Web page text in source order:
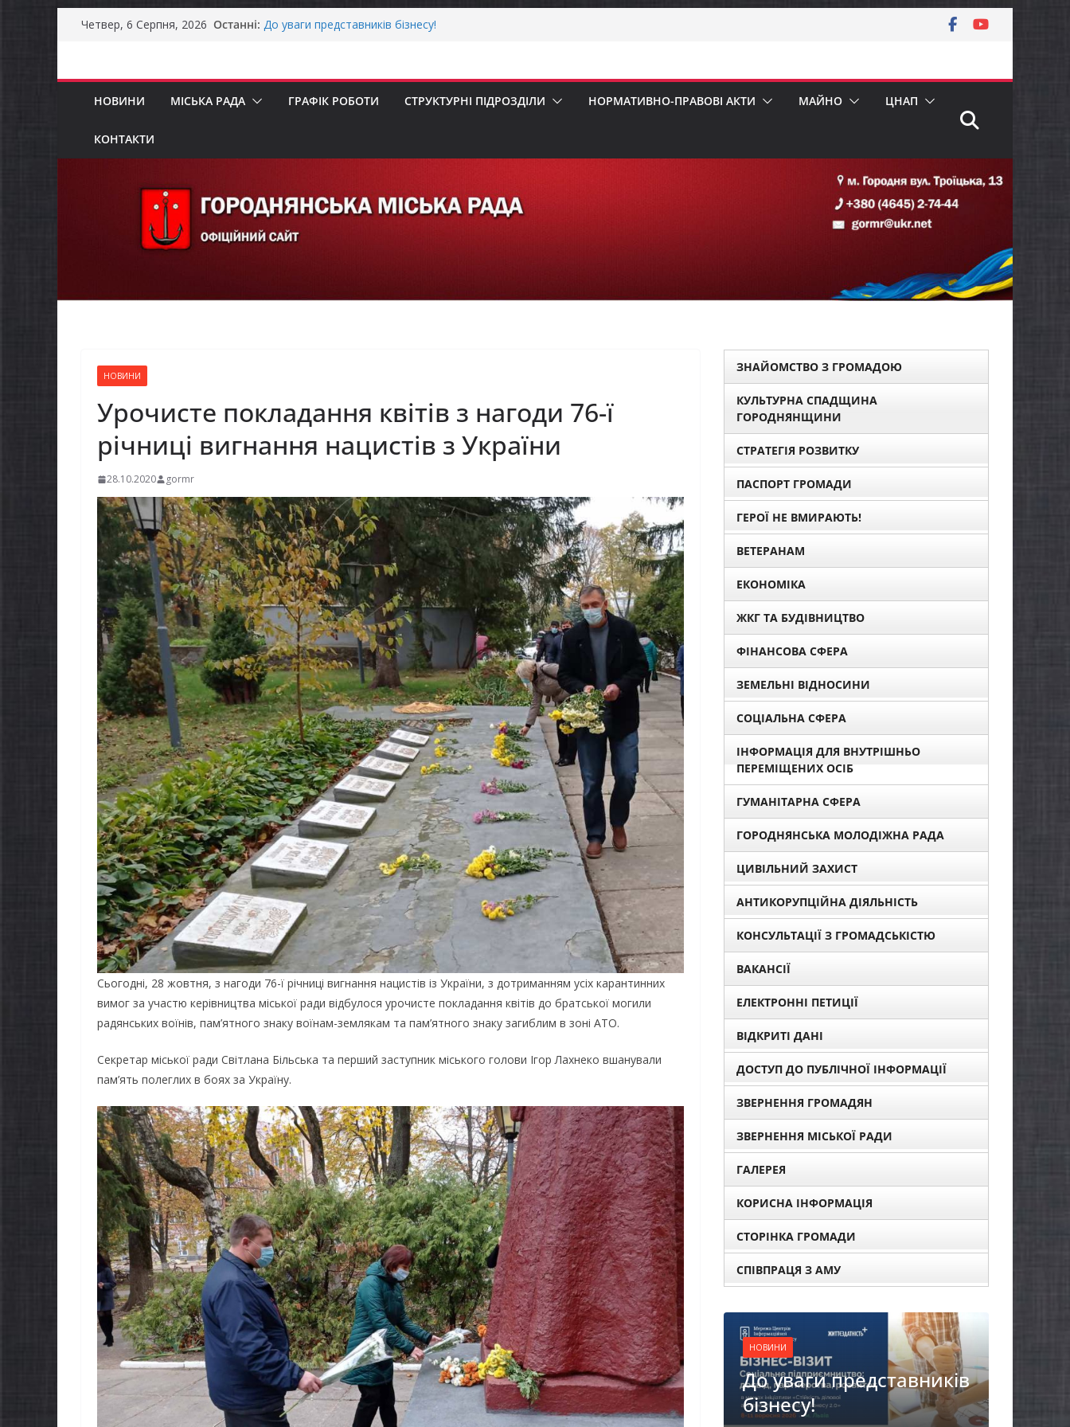
Перейти
Четвер, 6 Серпня, 2026 Останні:
Оголошення про прийом документів для присудження
Премії Кабінету Міністрів України за вагомий внесок у
Продовжується реалізація програми «Діалог влади та
бізнесу»
Городнянська міська рада встановила 100-відсоткові
Останніми днями погода випробовує жителів громади
НОВИНИ МІСЬКА РАДА ГРАФІК РОБОТИ СТРУКТУРНІ ПІДРОЗДІЛИ НОРМАТИВНО-ПРАВОВІ АКТИ МАЙНО ЦНАП
КОНТАКТИ
НОВИНИ
Урочисте покладання квітів з нагоди 76-ї
річниці вигнання нацистів з України
28.10.2020 gormr
Сьогодні, 28 жовтня, з нагоди 76-ї річниці вигнання нацистів із України, з дотриманням усіх карантинних
вимог за участю керівництва міської ради відбулося урочисте покладання квітів до братської могили
радянських воїнів, пам’ятного знаку воїнам-землякам та пам’ятного знаку загиблим в зоні АТО.
Секретар міської ради Світлана Більська та перший заступник міського голови Ігор Лахнеко вшанували
пам’ять полеглих в боях за Україну.
ЗНАЙОМСТВО З ГРОМАДОЮ
КУЛЬТУРНА СПАДЩИНА
ГОРОДНЯНЩИНИ
СТРАТЕГІЯ РОЗВИТКУ
ПАСПОРТ ГРОМАДИ
ГЕРОЇ НЕ ВМИРАЮТЬ!
ВЕТЕРАНАМ
ЕКОНОМІКА
ЖКГ ТА БУДІВНИЦТВО
ФІНАНСОВА СФЕРА
ЗЕМЕЛЬНІ ВІДНОСИНИ
СОЦІАЛЬНА СФЕРА
ІНФОРМАЦІЯ ДЛЯ ВНУТРІШНЬО
ПЕРЕМІЩЕНИХ ОСІБ
ГУМАНІТАРНА СФЕРА
ГОРОДНЯНСЬКА МОЛОДІЖНА РАДА
ЦИВІЛЬНИЙ ЗАХИСТ
АНТИКОРУПЦІЙНА ДІЯЛЬНІСТЬ
КОНСУЛЬТАЦІЇ З ГРОМАДСЬКІСТЮ
ВАКАНСІЇ
ЕЛЕКТРОННІ ПЕТИЦІЇ
ВІДКРИТІ ДАНІ
ДОСТУП ДО ПУБЛІЧНОЇ ІНФОРМАЦІЇ
ЗВЕРНЕННЯ ГРОМАДЯН
ЗВЕРНЕННЯ МІСЬКОЇ РАДИ
ГАЛЕРЕЯ
КОРИСНА ІНФОРМАЦІЯ
СТОРІНКА ГРОМАДИ
СПІВПРАЦЯ З АМУ
днями
випробовує
громади
НОВИНИ ОГОЛОШЕННЯ
Оголошення про
прийом документів для
присудження Премії
Кабінету Міністрів
України за вагомий
внесок у забезпечення
енергетичної стійкості
НОВИНИ
До уваги представників
бізнесу!
НОВИНИ
Продовжується
реалізація програми
«Діалог влади та